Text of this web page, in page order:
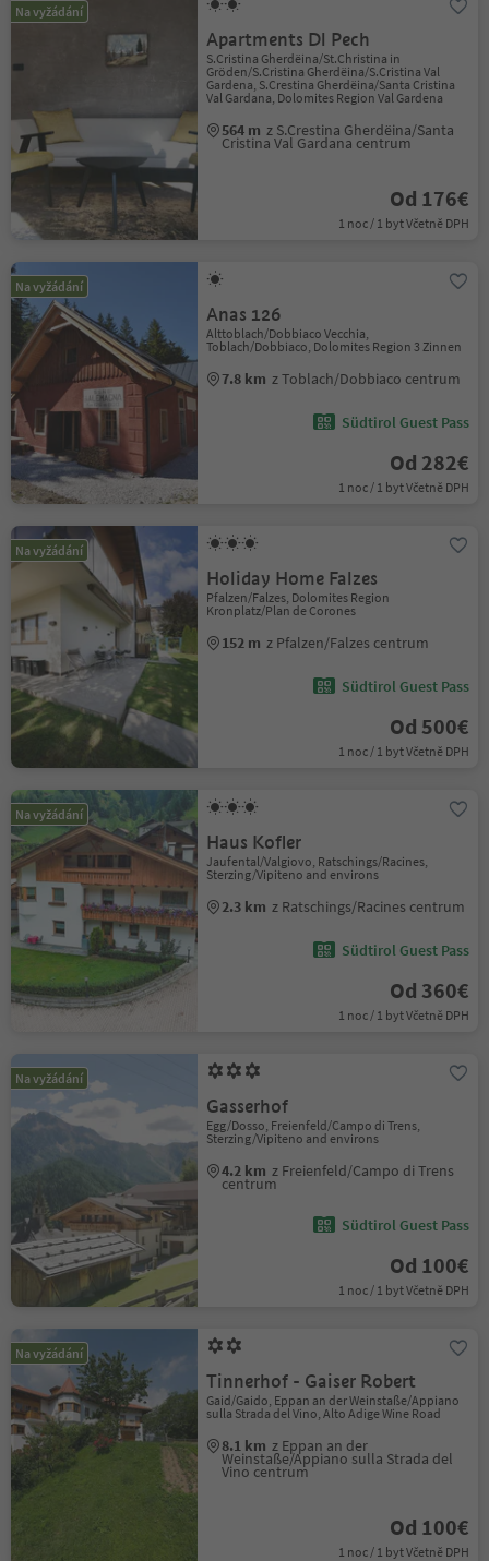
Na vyžádání
Apartments Dl Pech
S.Cristina Gherdëina/St.Christina in
Gröden/S.Cristina Gherdëina/S.Cristina Val
Gardena, S.Crestina Gherdëina/Santa Cristina
Val Gardana, Dolomites Region Val Gardena
564 m z S.Crestina Gherdëina/Santa
Cristina Val Gardana centrum
Od 176€
1 noc / 1 byt Včetně DPH
Na vyžádání
Anas 126
Alttoblach/Dobbiaco Vecchia,
Toblach/Dobbiaco, Dolomites Region 3 Zinnen
7.8 km z Toblach/Dobbiaco centrum
Südtirol Guest Pass
Od 282€
1 noc / 1 byt Včetně DPH
Na vyžádání
Holiday Home Falzes
Pfalzen/Falzes, Dolomites Region
Kronplatz/Plan de Corones
152 m z Pfalzen/Falzes centrum
Südtirol Guest Pass
Od 500€
1 noc / 1 byt Včetně DPH
Na vyžádání
Haus Kofler
Jaufental/Valgiovo, Ratschings/Racines,
Sterzing/Vipiteno and environs
2.3 km z Ratschings/Racines centrum
Südtirol Guest Pass
Od 360€
1 noc / 1 byt Včetně DPH
Na vyžádání
Gasserhof
Egg/Dosso, Freienfeld/Campo di Trens,
Sterzing/Vipiteno and environs
4.2 km z Freienfeld/Campo di Trens
centrum
Südtirol Guest Pass
Od 100€
1 noc / 1 byt Včetně DPH
Na vyžádání
Tinnerhof - Gaiser Robert
Gaid/Gaido, Eppan an der Weinstaße/Appiano
sulla Strada del Vino, Alto Adige Wine Road
8.1 km z Eppan an der
Weinstaße/Appiano sulla Strada del
Vino centrum
Od 100€
1 noc / 1 byt Včetně DPH